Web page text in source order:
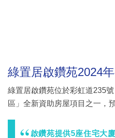
綠置居啟鑽苑2024
綠置居啟鑽苑位於彩虹道235
區」全新資助房屋項目之一，
啟鑽苑提供5座住宅大